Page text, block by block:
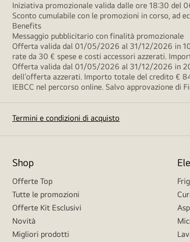
Iniziativa promozionale valida dalle ore 18:30
Sconto cumulabile con le promozioni in corso, ad
Benefits
Messaggio pubblicitario con finalità promozionale
Offerta valida dal 01/05/2026 al 31/12/2026 in
rate da 30 € spese e costi accessori azzerati.
Offerta valida dal 01/05/2026 al 31/12/2026 in
dell’offerta azzerati. Importo totale del credito €
IEBCC nel percorso online. Salvo approvazione di
Termini e condizioni di acquisto
Shop
Offerte Top
Tutte le promozioni
Offerte Kit Esclusivi
Novità
Migliori prodotti